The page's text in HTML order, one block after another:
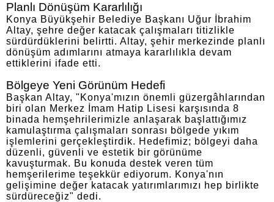
Planlı Dönüşüm Kararlılığı
Konya Büyükşehir Belediye Başkanı Uğur İbrahim
Altay, şehre değer katacak çalışmaları titizlikle
sürdürdüklerini belirtti. Altay, şehir merkezinde planlı
dönüşüm adımlarını atmaya kararlılıkla devam
ettiklerini ifade etti.
Bölgeye Yeni Görünüm Hedefi
Başkan Altay, "Konya'mızın önemli güzergâhlarından
biri olan Merkez İmam Hatip Lisesi karşısında 8
binada hemşehrilerimizle anlaşarak başlattığımız
kamulaştırma çalışmaları sonrası bölgede yıkım
işlemlerini gerçekleştirdik. Hedefimiz; bölgeyi daha
düzenli, güvenli ve estetik bir görünüme
kavuşturmak. Bu konuda destek veren tüm
hemşerilerime teşekkür ediyorum. Konya'nın
gelişimine değer katacak yatırımlarımızı hep birlikte
sürdüreceğiz" dedi.